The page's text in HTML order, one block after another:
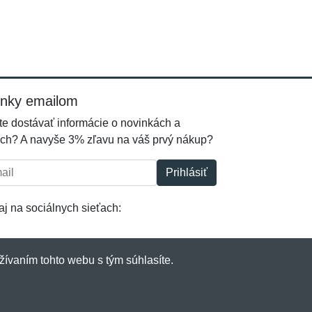
emailom
dostávať informácie o novinkách a
A navyše 3% zľavu na váš prvý nákup?
Prihlásiť
na sociálnych sieťach:
tohto webu s tým súhlasíte.